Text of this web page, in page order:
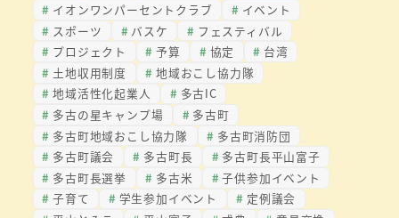
イオンワンパーセントクラブ
イベント
スポーツ
バスケ
フェスティバル
プロジェクト
予算 協定
台湾
土地収用制度
地域おこし協力隊
地域活性化起業人
多古IC
多古の星キャンプ場
多古町
多古町地域おこし協力隊
多古町消防団
多古町議会
多古町長
多古町長平山富子
多古町長選挙
多古米
子供参加イベント
子育て
学生参加イベント
定例議会